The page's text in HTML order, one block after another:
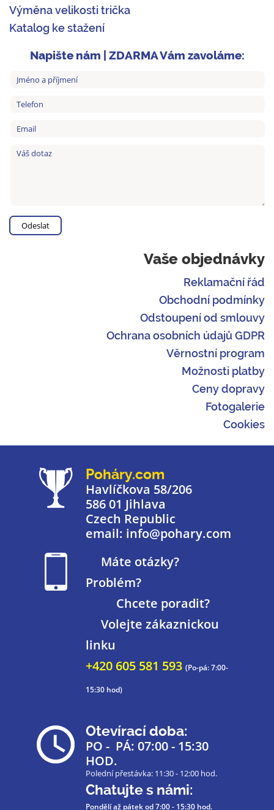
Výměna velikosti trička
Katalog ke stažení
Napište nám | ZDARMA Vám zavoláme:
Vaše objednávky
Reklamační řád
Obchodní podmínky
Odstoupení od smlouvy
Ochrana osobních údajů GDPR
Věrnostní program
Možnosti platby
Ceny dopravy
Fotogalerie
Cookies
Poháry.com
Havlíčkova 58/206
586 01 Jihlava
Czech Republic
email: info@pohary.com
Máte otázky?
Problém?
Chcete poradit?
Volejte zákaznickou
linku
+420 605 581 593 (Po-pá: 7:00-
15:30 hod)
Otevírací doba:
PO - PÁ: 07:00 - 15:30
HOD.
Polední přestávka: 11:30 - 12:00 hod.
Chatujte s námi:
Pondělí až pátekod 7:00 - 15:30 hod.